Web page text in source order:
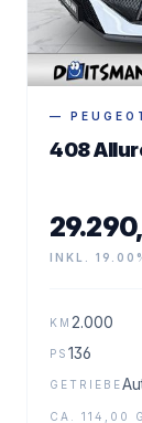
—
408
INKL.
KM 2.000
PS 136
GETRIEBE
CA. 114,00